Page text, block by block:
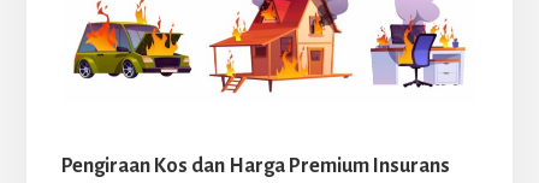
Pengiraan Kos dan Harga Premium Insurans